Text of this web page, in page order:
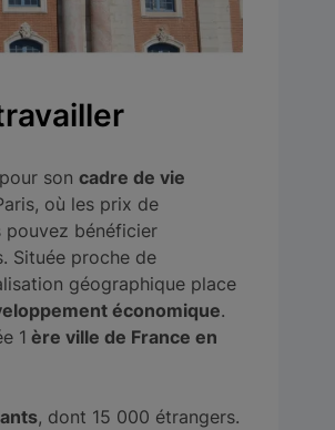
son cadre de vie
où les prix de
pouvez bénéficier
Située proche de
géographique place
économique.
1 ère ville de France en
, dont 15 000 étrangers.